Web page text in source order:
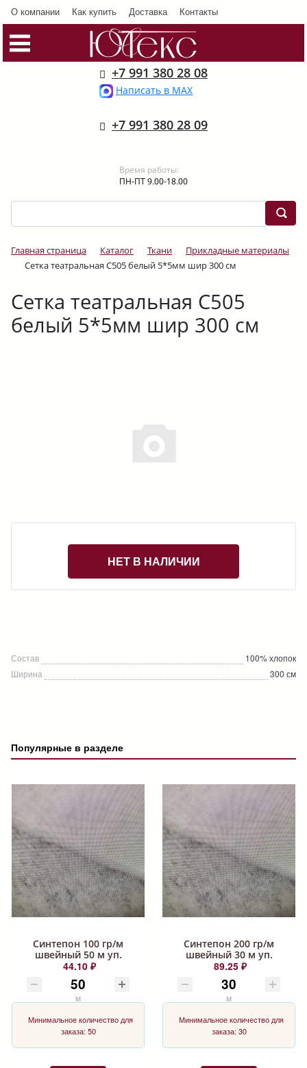
О компании Как купить Доставка Контакты
+7 991 380 28 08
Написать в MAX
+7 991 380 28 09
Время работы:
ПН-ПТ 9.00-18.00
Главная страница Каталог Ткани
Прикладные материалы
Сетка театральная С505 белый 5*5мм шир 300 см
Сетка театральная С505
белый 5*5мм шир 300 см
НЕТ В НАЛИЧИИ
Состав
100% хлопок
Ширина
300 см
Популярные в разделе
Синтепон 100 гр/м
швейный 50 м уп.
44.10 ₽
м
Минимальное количество для
заказа: 50
Синтепон 200 гр/м
швейный 30 м уп.
89.25 ₽
м
Минимальное количество для
заказа: 30